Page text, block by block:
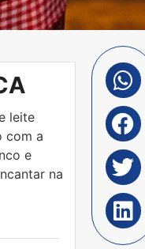
leite
com a
e
na